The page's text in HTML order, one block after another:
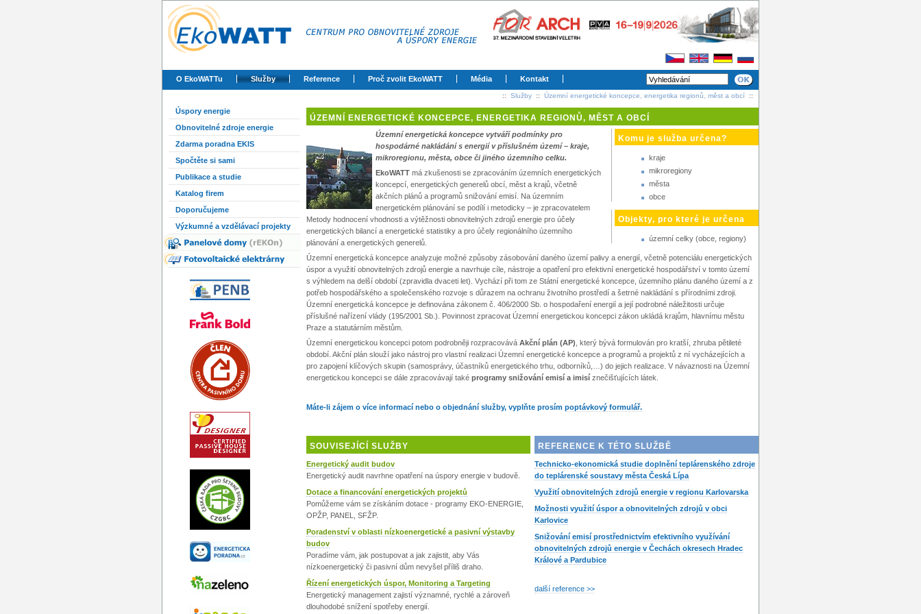
O EkoWATTu Služby Reference Proč zvolit EkoWATT Média Kontakt
:: Služby :: Územní energetické koncepce, energetika regionů, měst a obcí ::
Úspory energie
Obnovitelné zdroje energie
Zdarma poradna EKIS
Spočtěte si sami
Publikace a studie
Katalog firem
Doporučujeme
Výzkumné a vzdělávací projekty
ÚZEMNÍ ENERGETICKÉ KONCEPCE, ENERGETIKA REGIONŮ, MĚST A OBCÍ
Komu je služba určena?
kraje
mikroregiony
města
obce
Objekty, pro které je určena
územní celky (obce, regiony)
Územní energetická koncepce vytváří podmínky pro
hospodárné nakládání s energií v příslušném území – kraje,
mikroregionu, města, obce či jiného územního celku.
EkoWATT má zkušenosti se zpracováním územních energetických
koncepcí, energetických generelů obcí, měst a krajů, včetně
akčních plánů a programů snižování emisí. Na územním
energetickém plánování se podílí i metodicky – je zpracovatelem
Metody hodnocení vhodnosti a výtěžnosti obnovitelných zdrojů energie pro účely
energetických bilancí a energetické statistiky a pro účely regionálního územního
plánování a energetických generelů.
Územní energetická koncepce analyzuje možné způsoby zásobování daného území palivy a energií, včetně potenciálu energetických
úspor a využití obnovitelných zdrojů energie a navrhuje cíle, nástroje a opatření pro efektivní energetické hospodářství v tomto území
s výhledem na delší období (zpravidla dvaceti let). Vychází při tom ze Státní energetické koncepce, územního plánu daného území a z
potřeb hospodářského a společenského rozvoje s důrazem na ochranu životního prostředí a šetrné nakládání s přírodními zdroji.
Územní energetická koncepce je definována zákonem č. 406/2000 Sb. o hospodaření energií a její podrobné náležitosti určuje
příslušné nařízení vlády (195/2001 Sb.). Povinnost zpracovat Územní energetickou koncepci zákon ukládá krajům, hlavnímu městu
Praze a statutárním městům.
Územní energetickou koncepci potom podrobněji rozpracovává Akční plán (AP) , který bývá formulován pro kratší, zhruba pětileté
období. Akční plán slouží jako nástroj pro vlastní realizaci Územní energetické koncepce a programů a projektů z ní vycházejících a
pro zapojení klíčových skupin (samosprávy, účastníků energetického trhu, odborníků,…) do jejich realizace. V návaznosti na Územní
energetickou koncepci se dále zpracovávají také programy snižování emisí a imisí znečišťujících látek.
Máte-li zájem o více informací nebo o objednání služby, vyplňte prosím poptávkový formulář.
REFERENCE K TÉTO SLUŽBĚ
Technicko-ekonomická studie doplnění teplárenského zdroje
do teplárenské soustavy města Česká Lípa
Využití obnovitelných zdrojů energie v regionu Karlovarska
Možnosti využití úspor a obnovitelných zdrojů v obci
Karlovice
Snižování emisí prostřednictvím efektivního využívání
obnovitelných zdrojů energie v Čechách okresech Hradec
Králové a Pardubice
další reference >>
SOUVISEJÍCÍ SLUŽBY
Energetický audit budov
Energetický audit navrhne opatření na úspory energie v budově.
Dotace a financování energetických projektů
Pomůžeme vám se získáním dotace - programy EKO-ENERGIE,
OPŽP, PANEL, SFŽP.
Poradenství v oblasti nízkoenergetické a pasivní výstavby
budov
Poradíme vám, jak postupovat a jak zajistit, aby Vás
nízkoenergetický či pasivní dům nevyšel příliš draho.
Řízení energetických úspor, Monitoring a Targeting
Energetický management zajistí významné, rychlé a zároveň
dlouhodobé snížení spotřeby energií.